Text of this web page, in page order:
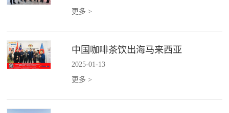
更多 >
中国咖啡茶饮出海马来西亚
2025-01-13
更多 >